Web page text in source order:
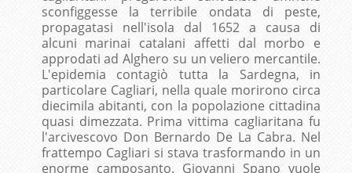
sconfiggesse la terribile ondata di peste,
propagatasi nell'isola dal 1652 a causa di
alcuni marinai catalani affetti dal morbo e
approdati ad Alghero su un veliero mercantile.
L'epidemia contagiò tutta la Sardegna, in
particolare Cagliari, nella quale morirono circa
diecimila abitanti, con la popolazione cittadina
quasi dimezzata. Prima vittima cagliaritana fu
l'arcivescovo Don Bernardo De La Cabra. Nel
frattempo Cagliari si stava trasformando in un
enorme camposanto. Giovanni Spano vuole